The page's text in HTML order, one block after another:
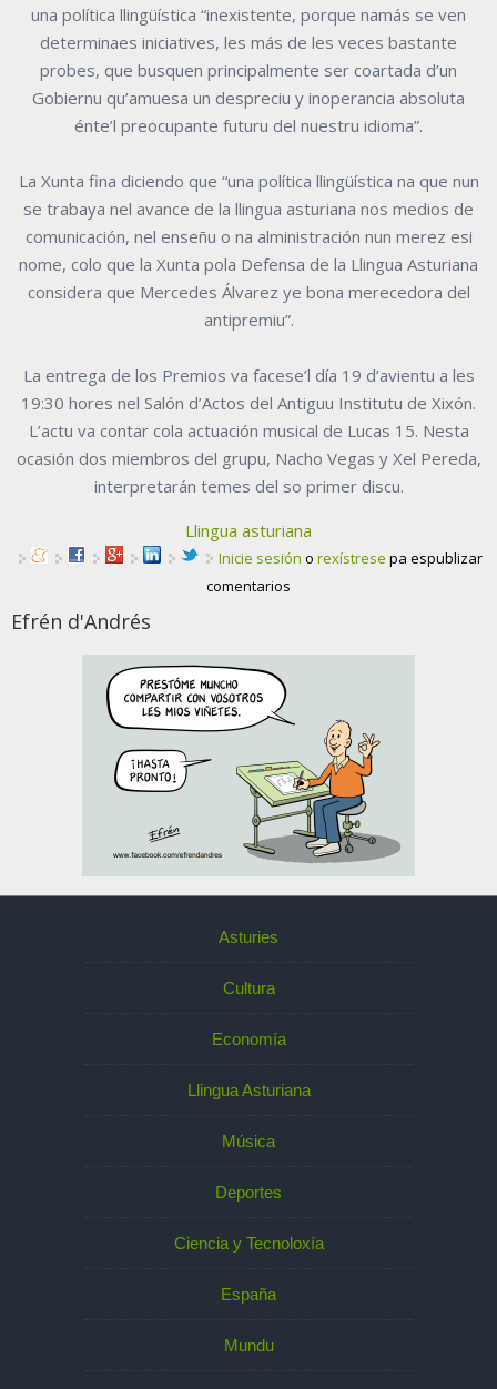
una política llingüística “inexistente, porque namás se ven
determinaes iniciatives, les más de les veces bastante
probes, que busquen principalmente ser coartada d’un
Gobiernu qu’amuesa un despreciu y inoperancia absoluta
énte’l preocupante futuru del nuestru idioma”.
La Xunta fina diciendo que “una política llingüística na que nun
se trabaya nel avance de la llingua asturiana nos medios de
comunicación, nel enseñu o na alministración nun merez esi
nome, colo que la Xunta pola Defensa de la Llingua Asturiana
considera que Mercedes Álvarez ye bona merecedora del
antipremiu”.
La entrega de los Premios va facese’l día 19 d’avientu a les
19:30 hores nel Salón d’Actos del Antiguu Institutu de Xixón.
L’actu va contar cola actuación musical de Lucas 15. Nesta
ocasión dos miembros del grupu, Nacho Vegas y Xel Pereda,
interpretarán temes del so primer discu.
Llingua asturiana
Inicie sesión o rexístrese pa espublizar
comentarios
Efrén d'Andrés
Asturies
Cultura
Economía
Llingua Asturiana
Música
Deportes
Ciencia y Tecnoloxía
España
Mundu